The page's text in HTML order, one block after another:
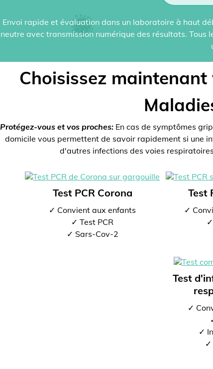
Envoi rapide et évaluation dans un laboratoire à haut
neutre avec transmission numérique des résultats.
Choisissez
Protégez-vous et vos proches:En cas de symptômes
domicile vous permettent de savoir rapidement si une
d'autres infections des voies
Test PCR Corona
✓ Convient aux enfants
✓ Test PCR
✓ Sars-Cov-2
Test
✓
Test
✓
✓
✓